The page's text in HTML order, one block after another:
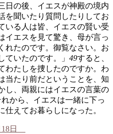
日の後、イエスが神殿の境内
を聞いたり質問したりしてお
いる人は皆、イエスの賢い受
イエスを見て驚き、母が言っ
れたのです。御覧なさい。お
ていたのです。」 49すると、
わたしを捜したのですか。わ
当たり前だということを、知
し、両親にはイエスの言葉の
れから、イエスは一緒に下っ
えてお暮らしになった。
18日